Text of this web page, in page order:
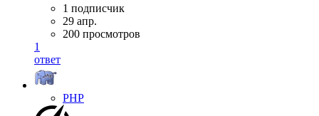
1 подписчик
29 апр.
200 просмотров
1
ответ
PHP